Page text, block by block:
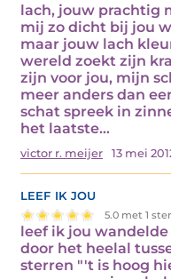
lach, jouw prachtig
mij zo dicht bij jou
maar jouw lach
wereld zoekt zijn
zijn voor jou, mijn
meer anders dan
schat spreek in
het laatste…
victor r. meijer 13 mei
leef ik jou
5.0 met 1
leef ik jou
door het heelal
sterren "'t is hoog